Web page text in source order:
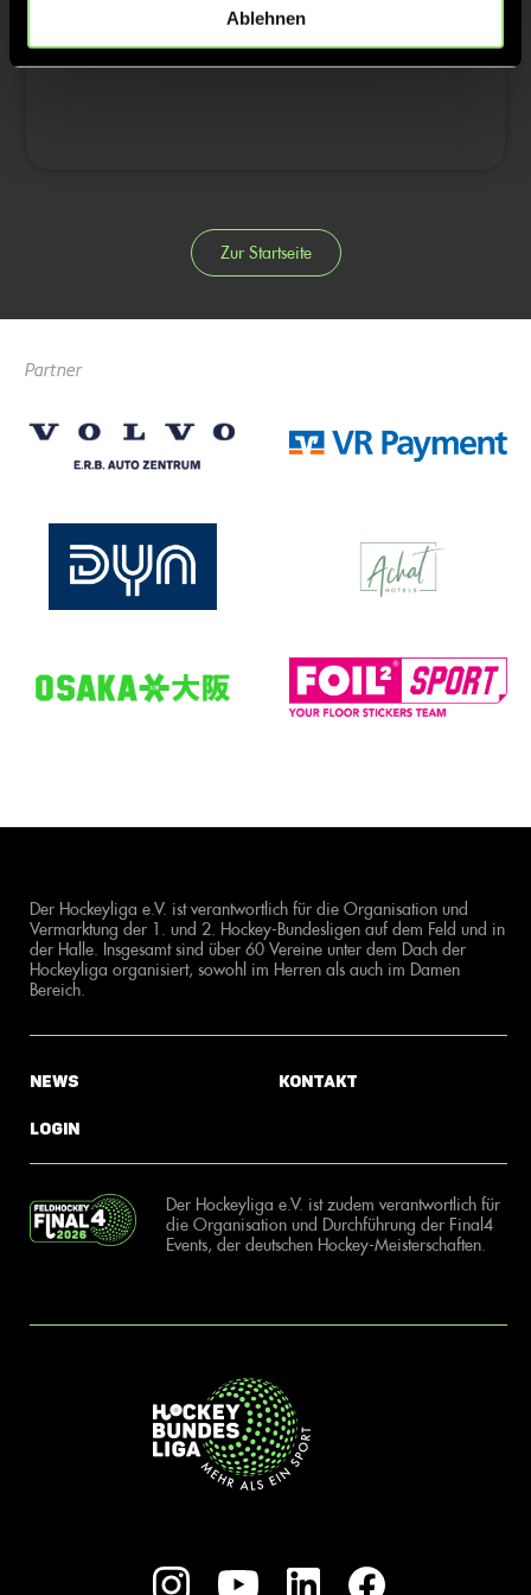
Ablehnen
4/4
Zur Startseite
Partner
Der Hockeyliga e.V. ist verantwortlich für die Organisation und
Vermarktung der 1. und 2. Hockey-Bundesligen auf dem Feld und in
der Halle. Insgesamt sind über 60 Vereine unter dem Dach der
Hockeyliga organisiert, sowohl im Herren als auch im Damen
Bereich.
News
Login
Kontakt
Der Hockeyliga e.V. ist zudem verantwortlich für
die Organisation und Durchführung der Final4
Events, der deutschen Hockey-Meisterschaften.